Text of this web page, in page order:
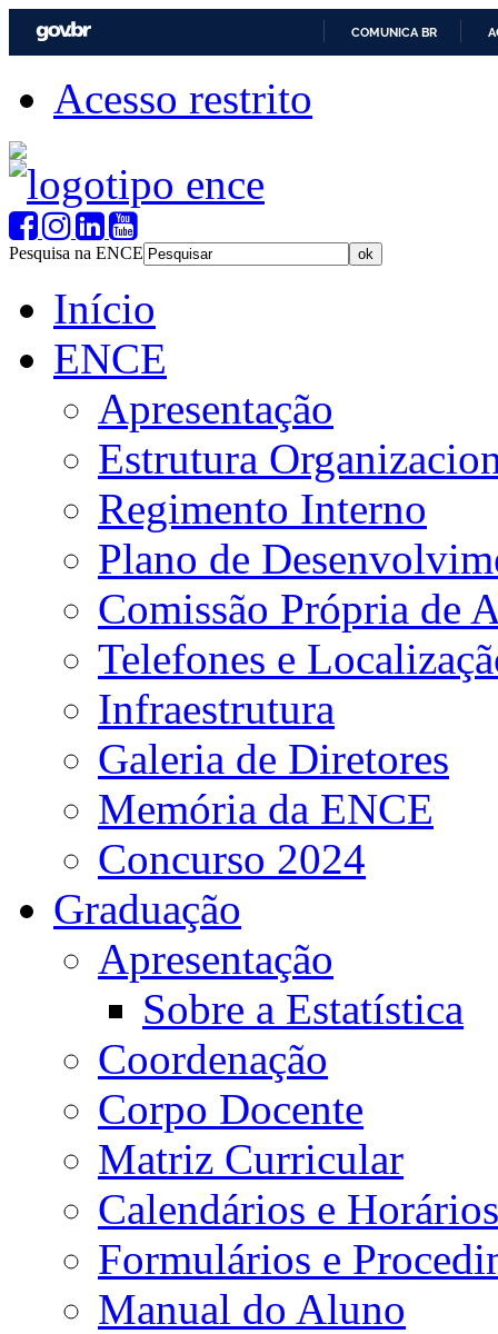
COMUNICA BR
Acesso restrito
Pesquisa na ENCE
Início
ENCE
Apresentação
Estrutura
Regimento Interno
Plano de
Comissão Própria de
Telefones e
Infraestrutura
Galeria de Diretores
Memória da ENCE
Concurso 2024
Graduação
Apresentação
Sobre a Estatística
Coordenação
Corpo Docente
Matriz Curricular
Calendários e Horários
Formulários e
Manual do Aluno